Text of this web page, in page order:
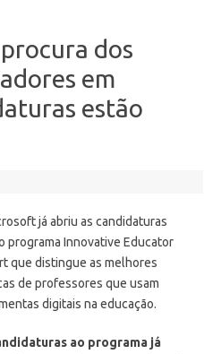
dos
em
estão
já abriu as candidaturas
programa Innovative Educator
que distingue as melhores
de professores que usam
digitais na educação.
ao programa já